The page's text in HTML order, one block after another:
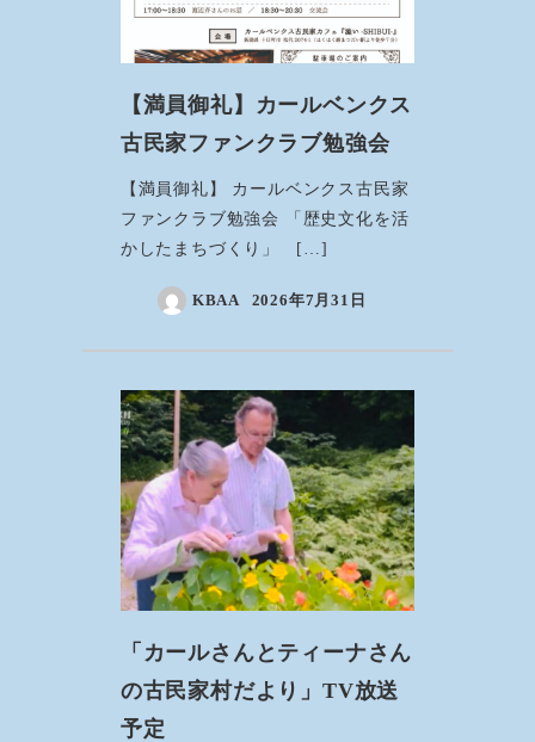
【満員御礼】カールベンクス
古民家ファンクラブ勉強会
【満員御礼】 カールベンクス古民家
ファンクラブ勉強会 「歴史文化を活
かしたまちづくり」 […]
KBAA 2026年7月31日
「カールさんとティーナさん
の古民家村だより」TV放送
予定